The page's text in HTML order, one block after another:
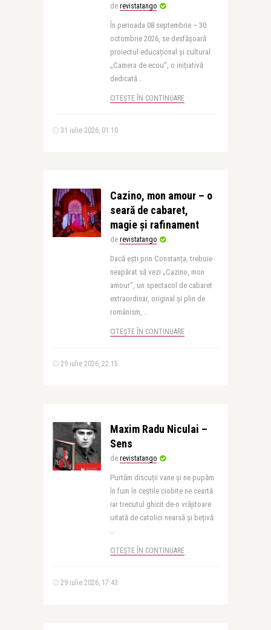
de revistatango
În perioada 08 septembrie – 30
octombrie 2026, se desfășoară
proiectul educațional și cultural
„Camera de ecou”, o inițiativă
dedicată ..
CITEȘTE ÎN CONTINUARE
31 iulie 2026, 01:10
Cazino, mon amour – o
seară de cabaret,
magie și rafinament
de revistatango
Dacă ești prin Constanța, trebuie
neapărat să vezi „Cazino, mon
amour”, un spectacol de cabaret
extraordinar, original și plin de
românism, ..
CITEȘTE ÎN CONTINUARE
29 iulie 2026, 22:15
Maxim Radu Niculai –
Sens
de revistatango
Purtăm discuții vane și ne pupăm
în fum în ceștile ciobite ne ceartă
iar trecutul ghicit de-o vrăjitoare
uitată de catolici nearsă și bețivă
..
CITEȘTE ÎN CONTINUARE
29 iulie 2026, 17:43